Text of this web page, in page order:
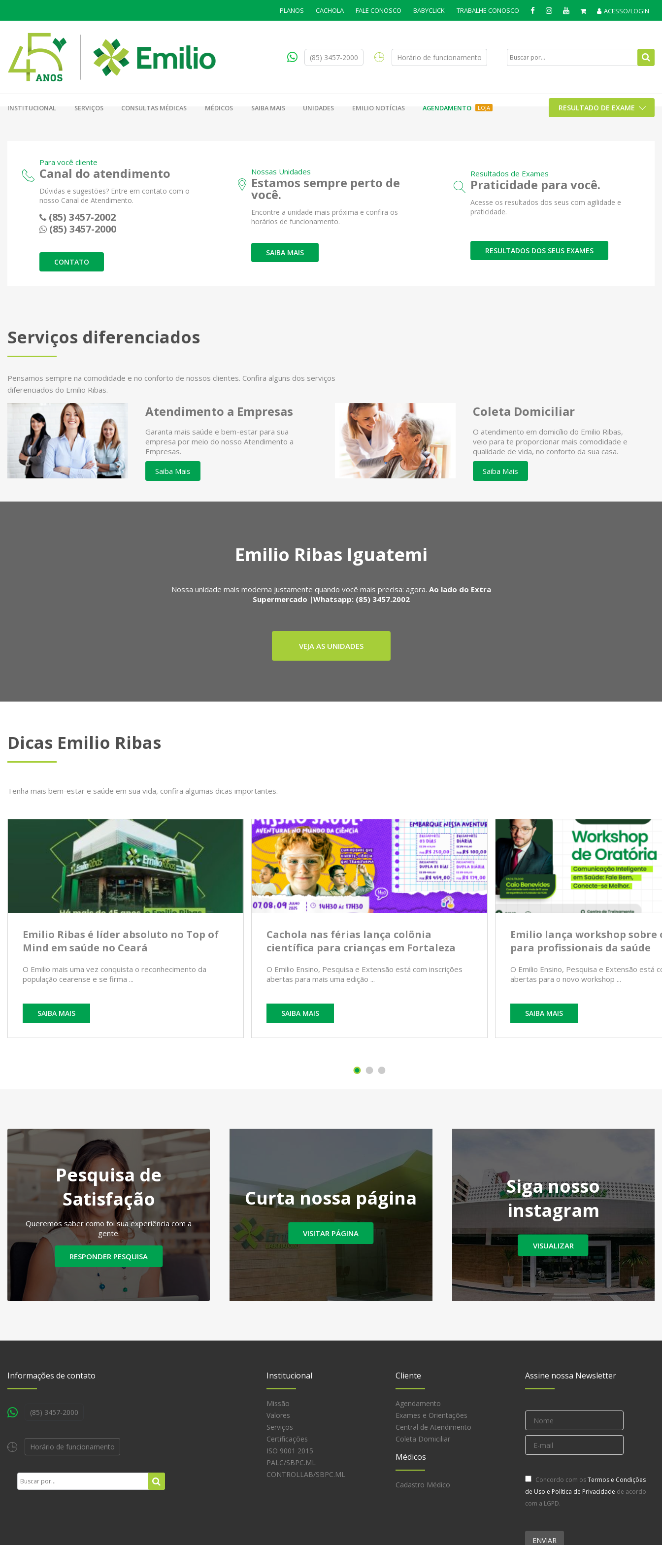
PLANOS CACHOLA FALE CONOSCO BABYCLICK TRABALHE CONOSCO ACESSO/LOGIN
(85) 3457-2000 Horário de funcionamento
INSTITUCIONAL SERVIÇOS CONSULTAS MÉDICAS MÉDICOS SAIBA MAIS UNIDADES EMILIO NOTÍCIAS LOJA
AGENDAMENTO RESULTADO DE EXAME
Para você cliente
Canal do atendimento
Dúvidas e sugestões? Entre em contato com o
nosso Canal de Atendimento.
(85) 3457-2002
(85) 3457-2000
CONTATO
Nossas Unidades
Estamos sempre perto de
você.
Encontre a unidade mais próxima e confira os
horários de funcionamento.
SAIBA MAIS
Resultados de Exames
Praticidade para você.
Acesse os resultados dos seus com agilidade e
praticidade.
RESULTADOS DOS SEUS EXAMES
Serviços diferenciados
Pensamos sempre na comodidade e no conforto de nossos clientes. Confira alguns dos serviços
diferenciados do Emilio Ribas.
Atendimento a Empresas
Garanta mais saúde e bem-estar para sua
empresa por meio do nosso Atendimento a
Empresas.
Saiba Mais
Coleta Domiciliar
O atendimento em domicílio do Emilio Ribas,
veio para te proporcionar mais comodidade e
qualidade de vida, no conforto da sua casa.
Saiba Mais
Emilio Ribas Iguatemi
Nossa unidade mais moderna justamente quando você mais precisa: agora. Ao lado do Extra
Supermercado |Whatsapp: (85) 3457.2002
VEJA AS UNIDADES
Dicas Emilio Ribas
Tenha mais bem-estar e saúde em sua vida, confira algumas dicas importantes.
Emilio Ribas é líder absoluto no Top of
Mind em saúde no Ceará
O Emilio mais uma vez conquista o reconhecimento da
população cearense e se firma ...
SAIBA MAIS
Cachola nas férias lança colônia
científica para crianças em Fortaleza
O Emilio Ensino, Pesquisa e Extensão está com inscrições
abertas para mais uma edição ...
SAIBA MAIS
Emilio lança workshop
para profissionais da saúde
O Emilio Ensino, Pesquisa e Extensão está
abertas para o novo workshop ...
SAIBA MAIS
Pesquisa de
Satisfação
Queremos saber como foi sua experiência com a
gente.
RESPONDER PESQUISA
Curta nossa página
VISITAR PÁGINA
Siga nosso
instagram
VISUALIZAR
Informações de contato
(85) 3457-2000
Horário de funcionamento
Institucional
Missão
Valores
Serviços
Certificações
ISO 9001 2015
PALC/SBPC.ML
CONTROLLAB/SBPC.ML
Cliente
Agendamento
Exames e Orientações
Central de Atendimento
Coleta Domiciliar
Médicos
Cadastro Médico
Assine nossa Newsletter
Concordo com osTermos e Condições
de Uso e Política de Privacidade de acordo
com a LGPD.